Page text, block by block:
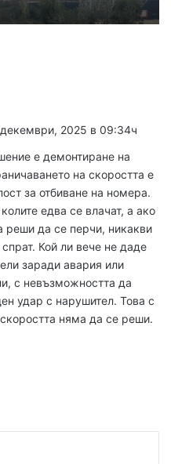
2025 в 09:34ч
е демонтиране на
на скоростта е
за отбиване на номера.
едва се влачат, а ако
реши да се перчи, никакви
Кой ли вече не даде
заради авария или
с невъзможността да
удар с нарушител. Това с
няма да се реши.